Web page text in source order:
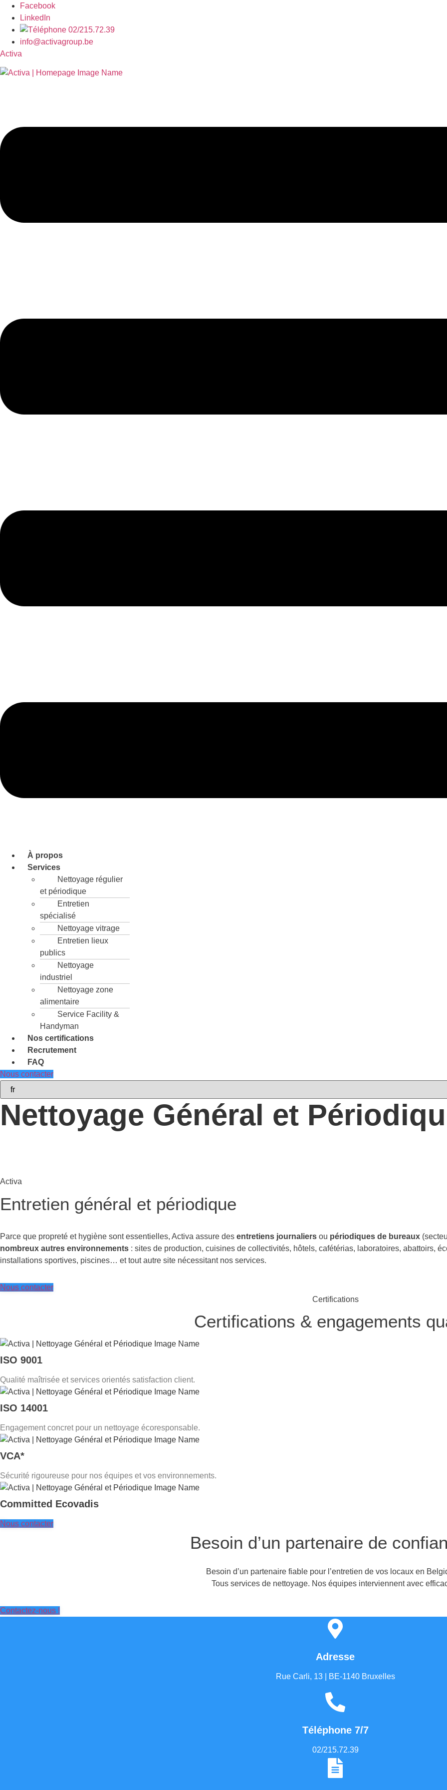
Facebook
LinkedIn
02/215.72.39
info@activagroup.be
Activa
À propos
Services
Nettoyage régulier
et périodique
Entretien
spécialisé
Nettoyage vitrage
Entretien lieux
publics
Nettoyage
industriel
Nettoyage zone
alimentaire
Service Facility &
Handyman
Nos certifications
Recrutement
FAQ
Nous contacter
Nettoyage Général et
Activa
Entretien général et périodique
Parce que propreté et hygiène sont essentielles, Activa assure des entretiens journaliers ou périodiques de bureaux
nombreux autres environnements : sites de production, cuisines de collectivités, hôtels, cafétérias, laboratoires, abattoirs,
installations sportives, piscines… et tout autre site nécessitant nos services.
Nous contacter
Certifications
Certifications & engagements
ISO 9001
Qualité maîtrisée et services orientés satisfaction client.
ISO 14001
Engagement concret pour un nettoyage écoresponsable.
VCA*
Sécurité rigoureuse pour nos équipes et vos environnements.
Committed Ecovadis
Nous contacter
Besoin d’un partenaire de
Besoin d’un partenaire fiable pour l’entretien de vos locaux en
Tous services de nettoyage. Nos équipes interviennent avec
Contactez-nous !
Adresse
Rue Carli, 13 | BE-1140 Bruxelles
Téléphone 7/7
02/215.72.39